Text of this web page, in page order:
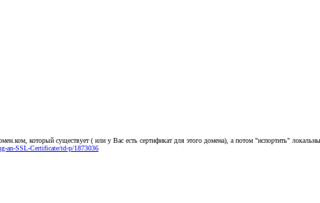
который существует ( или у Вас есть сертификат для этого домена), а потом "испортить"
an-SSL-Certificate/td-p/1873036